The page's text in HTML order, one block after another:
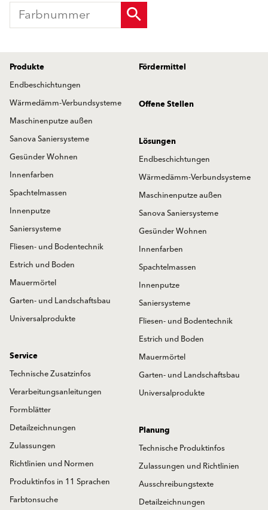
Produkte
Endbeschichtungen
Wärmedämm-Verbundsysteme
Maschinenputze außen
Sanova Saniersysteme
Gesünder Wohnen
Innenfarben
Spachtelmassen
Innenputze
Saniersysteme
Fliesen- und Bodentechnik
Estrich und Boden
Mauermörtel
Garten- und Landschaftsbau
Universalprodukte
Fördermittel
Offene Stellen
Lösungen
Endbeschichtungen
Wärmedämm-Verbundsysteme
Maschinenputze außen
Sanova Saniersysteme
Gesünder Wohnen
Innenfarben
Spachtelmassen
Innenputze
Saniersysteme
Fliesen- und Bodentechnik
Estrich und Boden
Mauermörtel
Garten- und Landschaftsbau
Universalprodukte
Service
Technische Zusatzinfos
Verarbeitungsanleitungen
Formblätter
Detailzeichnungen
Zulassungen
Richtlinien und Normen
Produktinfos in 11 Sprachen
Farbtonsuche
Planung
Technische Produktinfos
Zulassungen und Richtlinien
Ausschreibungstexte
Detailzeichnungen